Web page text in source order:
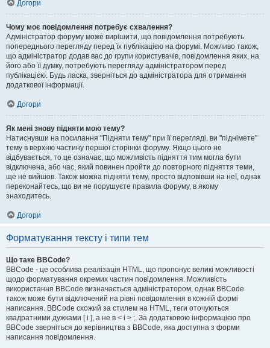
Догори
Чому моє повідомлення потребує схвалення?
Адміністратор форуму може вирішити, що повідомлення потребують
попереднього перегляду перед їх публікацією на форумі. Можливо також,
що адміністратор додав вас до групи користувачів, повідомлення яких, на
його або її думку, потребують перегляду адміністратором перед
публікацією. Будь ласка, зверніться до адміністратора для отримання
додаткової інформації.
Догори
Як мені знову підняти мою тему?
Натиснувши на посилання "Підняти тему" при її перегляді, ви "піднімете"
тему в верхню частину першої сторінки форуму. Якщо цього не
відбувається, то це означає, що можливість підняття тим могла бути
відключена, або час, який повинен пройти до повторного підняття теми,
ще не вийшов. Також можна підняти тему, просто відповівши на неї, однак
переконайтесь, що ви не порушуєте правила форуму, в якому
знаходитесь.
Догори
Форматування тексту і типи тем
Що таке BBCode?
BBCode - це особлива реалізація HTML, що пропонує великі можливості
щодо форматування окремих частин повідомлення. Можливість
використання BBCode визначається адміністратором, однак BBCode
також може бути відключений на рівні повідомлення в кожній формі
написання. BBCode схожий за стилем на HTML, теги оточуються
квадратними дужками [ і ], а не в < і > ;. За додатковою інформацією про
BBCode зверніться до керівництва з BBCode, яка доступна з форми
написання повідомлення.